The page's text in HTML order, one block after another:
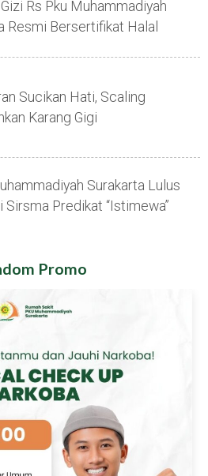
Rs Pku Muhammadiyah
Resmi Bersertifikat Halal
Sucikan Hati, Scaling
Karang Gigi
Surakarta Lulus
Sirsma Predikat “istimewa”
Promo